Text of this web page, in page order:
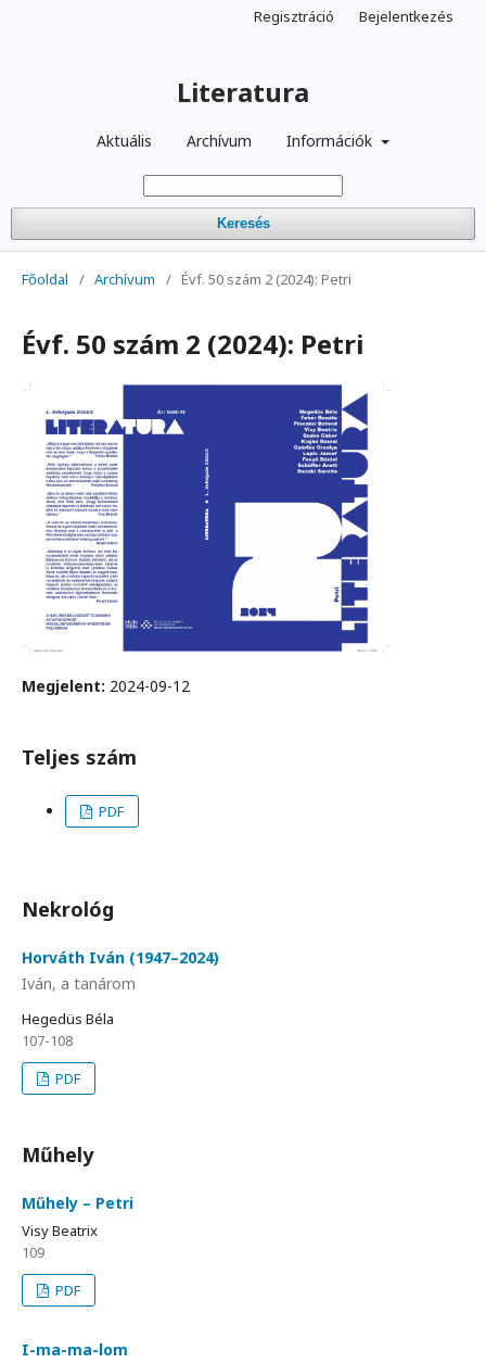
Literatura
Aktuális Archívum Információk
Keresés
Regisztráció Bejelentkezés
Főoldal / Archívum / Évf. 50 szám 2 (2024): Petri
Évf. 50 szám 2 (2024): Petri
Megjelent: 2024-09-12
Teljes szám
PDF
Nekrológ
Horváth Iván (1947–2024)
Iván, a tanárom
Hegedüs Béla
107-108
PDF
Műhely
Műhely – Petri
Visy Beatrix
109
PDF
I-ma-ma-lom